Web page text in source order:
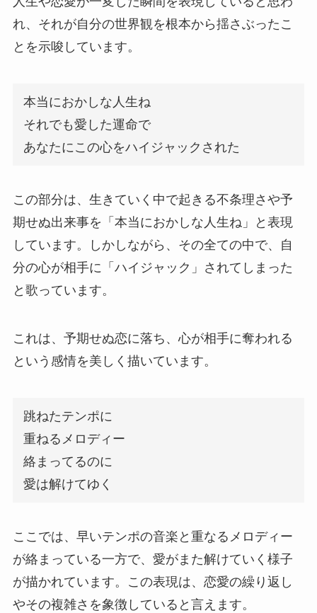
れ、それが自分の世界観を根本から揺さぶったこ
とを示唆しています。
本当におかしな人生ね
それでも愛した運命で
あなたにこの心をハイジャックされた
この部分は、生きていく中で起きる不条理さや予
期せぬ出来事を「本当におかしな人生ね」と表現
しています。しかしながら、その全ての中で、自
分の心が相手に「ハイジャック」されてしまった
と歌っています。
これは、予期せぬ恋に落ち、心が相手に奪われる
という感情を美しく描いています。
跳ねたテンポに
重ねるメロディー
絡まってるのに
愛は解けてゆく
ここでは、早いテンポの音楽と重なるメロディー
が絡まっている一方で、愛がまた解けていく様子
が描かれています。この表現は、恋愛の繰り返し
やその複雑さを象徴していると言えます。